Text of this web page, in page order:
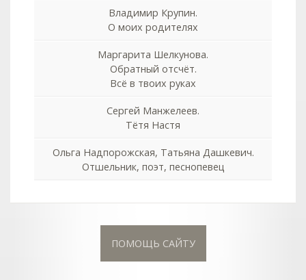
Владимир Крупин.
О моих родителях
Маргарита Шелкунова.
Обратный отсчёт.
Всё в твоих руках
Сергей Манжелеев.
Тётя Настя
Ольга Надпорожская, Татьяна Дашкевич.
Отшельник, поэт, песнопевец
ПОМОЩЬ САЙТУ